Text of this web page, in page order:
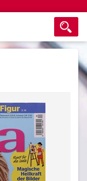
Suche zurücksetzen
Suchen